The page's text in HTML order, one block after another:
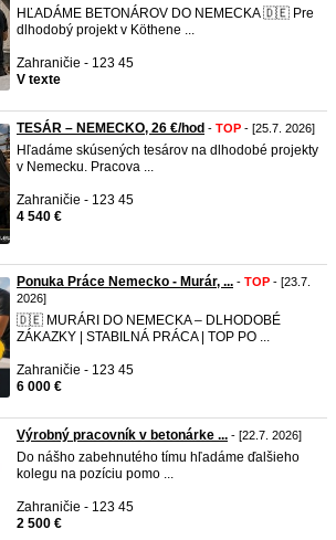
HĽADÁME BETONÁROV DO NEMECKA 🇩🇪 Pre
dlhodobý projekt v Köthene ...
Zahraničie - 123 45
V texte
TESÁR – NEMECKO, 26 €/hod - TOP - [25.7. 2026]
Hľadáme skúsených tesárov na dlhodobé projekty
v Nemecku. Pracova ...
Zahraničie - 123 45
4 540 €
Ponuka Práce Nemecko - Murár, ... - TOP - [23.7.
2026]
🇩🇪 MURÁRI DO NEMECKA – DLHODOBÉ
ZÁKAZKY | STABILNÁ PRÁCA | TOP PO ...
Zahraničie - 123 45
6 000 €
Výrobný pracovník v betonárke ... - [22.7. 2026]
Do nášho zabehnutého tímu hľadáme ďalšieho
kolegu na pozíciu pomo ...
Zahraničie - 123 45
2 500 €